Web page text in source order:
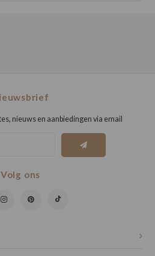
nieuws en aanbiedingen via email
Volg ons